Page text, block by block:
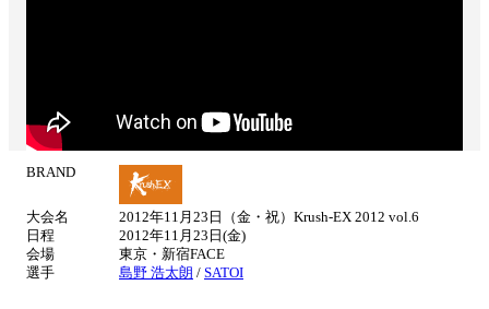
BRAND
大会名
2012年11月23日（金・祝）Krush-EX 2012 vol.6
日程
2012年11月23日(金)
会場
東京・新宿FACE
選手
島野 浩太朗 / SATOI